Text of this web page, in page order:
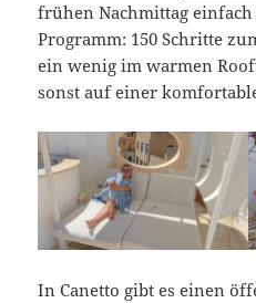
frühen Nachmittag
Programm: 150 Schritte
ein wenig im warmen
sonst auf einer
In Canetto gibt es einen